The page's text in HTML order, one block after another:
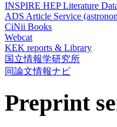
INSPIRE HEP Literature
ADS Article Service
CiNii Books
Webcat
KEK reports & Library
国立情報学研究所
同論文情報ナビ
Preprint